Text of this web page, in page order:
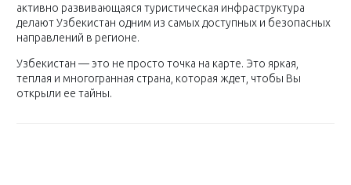
активно развивающаяся туристическая инфраструктура
делают Узбекистан одним из самых доступных и безопасных
направлений в регионе.
Узбекистан — это не просто точка на карте. Это яркая,
теплая и многогранная страна, которая ждет, чтобы Вы
открыли ее тайны.